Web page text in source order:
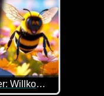
Frühling, Lärm, Vertikutierer: Willkommen im Garten! extra 3